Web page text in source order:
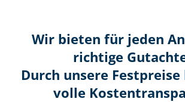
Wir bieten für jeden
richtige
Durch unsere Festpreise
volle